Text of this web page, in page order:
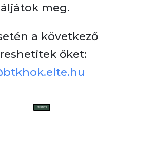
meg.
a következő
őket:
Meghívó